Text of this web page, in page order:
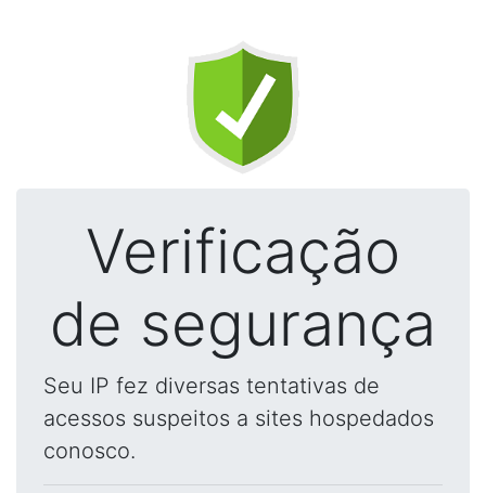
Verificação
de segurança
Seu IP fez diversas tentativas de
acessos suspeitos a sites hospedados
conosco.